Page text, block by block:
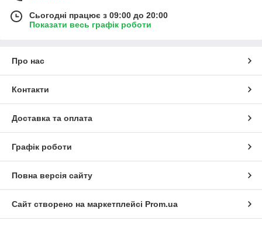
Сьогодні працює з 09:00 до 20:00
Показати весь графік роботи
Про нас
Контакти
Доставка та оплата
Графік роботи
Повна версія сайту
Сайт створено на маркетплейсі Prom.ua